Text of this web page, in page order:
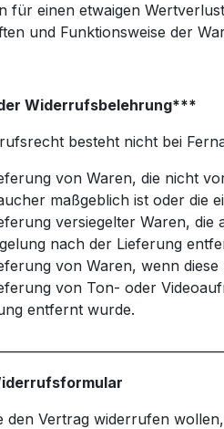
für einen etwaigen
und Funktionsweise der
Widerrufsbelehrung***
besteht nicht bei
von Waren, die nicht
maßgeblich ist oder die
versiegelter Waren, die
nach der Lieferung
von Waren, wenn
von Ton- oder
entfernt wurde.
den Vertrag widerrufen